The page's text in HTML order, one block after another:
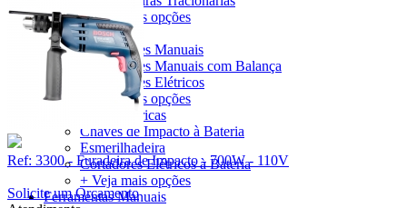
+ Veja mais opções
Transpaletes
Transpaletes Manuais
Transpaletes Manuais com Balança
Transpaletes Elétricos
+ Veja mais opções
Ferramentas Elétricas
Chaves de Impacto à Bateria
Esmerilhadeira
Cortadores Elétricos à Bateria
+ Veja mais opções
Ferramentas Manuais
Ref: 3300 - Furadeira de Impacto - 700W - 110V
Solicite um Orçamento